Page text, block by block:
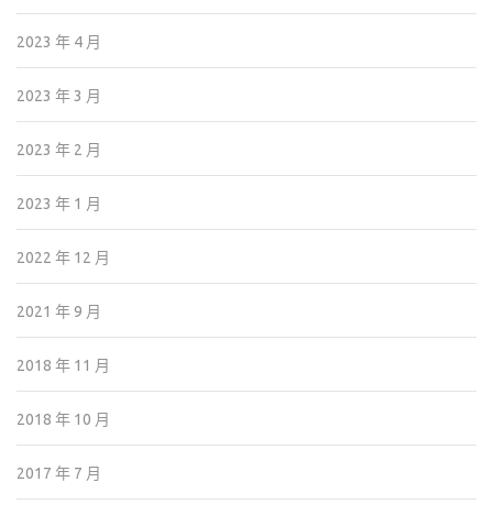
2023 年 4 月
2023 年 3 月
2023 年 2 月
2023 年 1 月
2022 年 12 月
2021 年 9 月
2018 年 11 月
2018 年 10 月
2017 年 7 月